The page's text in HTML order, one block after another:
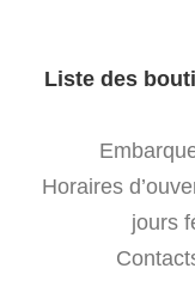
Liste des
Horaires
jours